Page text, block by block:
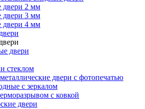
двери 2 мм
двери 3 мм
двери 4 мм
двери
стеклом
двери с фотопечатью
с зеркалом
с ковкой
двери